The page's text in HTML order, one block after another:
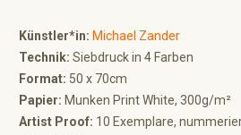
Künstler*in: Michael Zander
Technik: Siebdruck in 4 Farben
Format: 50 x 70cm
Papier: Munken Print White, 300g/m²
Artist Proof: 10 Exemplare,